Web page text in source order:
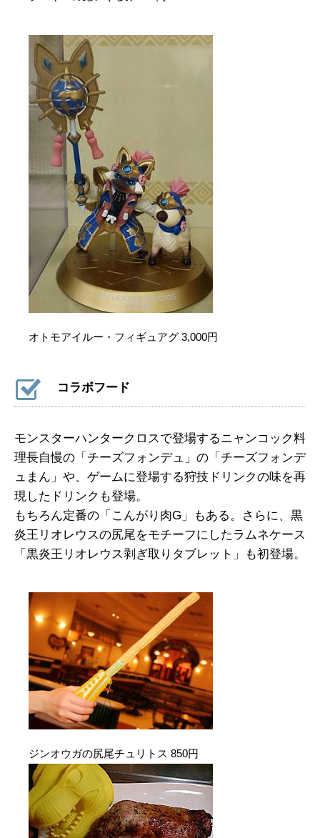
オトモアイルー・フィギュアグ 3,000円
コラボフード
モンスターハンタークロスで登場するニャンコック料
理長自慢の「チーズフォンデュ」の「チーズフォンデ
ュまん」や、ゲームに登場する狩技ドリンクの味を再
現したドリンクも登場。
もちろん定番の「こんがり肉G」もある。さらに、黒
炎王リオレウスの尻尾をモチーフにしたラムネケース
「黒炎王リオレウス剥ぎ取りタブレット」も初登場。
ジンオウガの尻尾チュリトス 850円